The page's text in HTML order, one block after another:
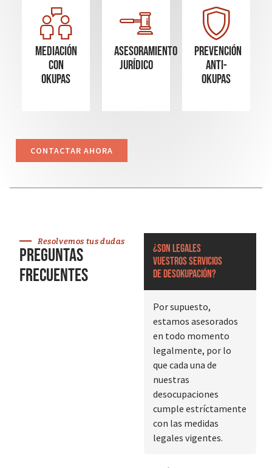
Mediación
con
okupas
Asesoramiento
Jurídico
Prevención
Anti-
Okupas
CONTACTAR AHORA
Resolvemos tus dudas
Preguntas
frecuentes
¿Son legales
vuestros servicios
de desokupación?
Por supuesto,
estamos asesorados
en todo momento
legalmente, por lo
que cada una de
nuestras
desocupaciones
cumple estríctamente
con las medidas
legales vigentes.